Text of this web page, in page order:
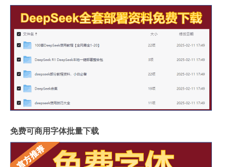
免费可商用字体批量下载